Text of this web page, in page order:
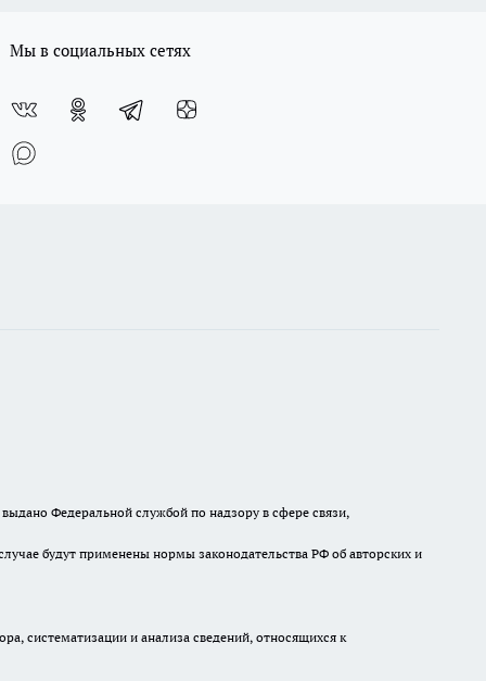
Мы в социальных сетях
Федеральной службой по надзору в сфере связи,
будут применены нормы законодательства РФ об авторских и
систематизации и анализа сведений, относящихся к